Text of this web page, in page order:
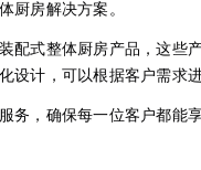
厨房解决方案。
配式整体厨房产品，这
设计，可以根据客户需求
务，确保每一位客户都